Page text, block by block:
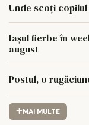
Unde scoți
Iașul fierbe în
august
Postul, o
MAI MULTE